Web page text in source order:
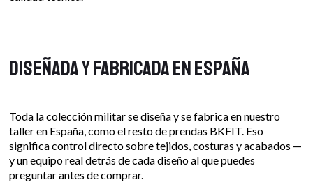
Diseñada y fabricada en España
Toda la colección militar se diseña y se fabrica en nuestro
taller en España, como el resto de prendas BKFIT. Eso
significa control directo sobre tejidos, costuras y acabados —
y un equipo real detrás de cada diseño al que puedes
preguntar antes de comprar.